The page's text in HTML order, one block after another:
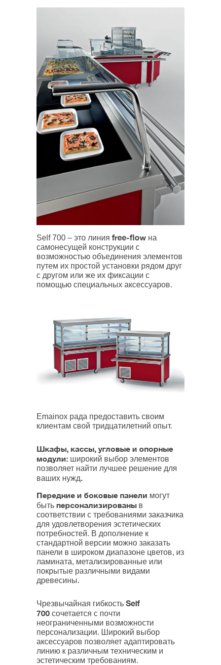
Self 700 – это линия free-flow на
самонесущей конструкции с
возможностью объединения элементов
путем их простой установки рядом друг
с другом или же их фиксации с
помощью специальных аксессуаров.
Emainox рада предоставить своим
клиентам свой тридцатилетний опыт.
Шкафы, кассы, угловые и опорные
модули: широкий выбор элементов
позволяет найти лучшее решение для
ваших нужд
Передние и боковые панели могут
быть персонализированы в
соответствии с требованиями заказчика
для удовлетворения эстетических
потребностей. В дополнение к
стандартной версии можно заказать
панели в широком диапазоне цветов, из
ламината, метализированные или
покрытые различными видами
древесины.
Чрезвычайная гибкость Self
700 сочетается с почти
неограниченными возможности
персонализации. Широкий выбор
аксессуаров позволяет адаптировать
линию к различным техническим и
эстетическим требованиям.